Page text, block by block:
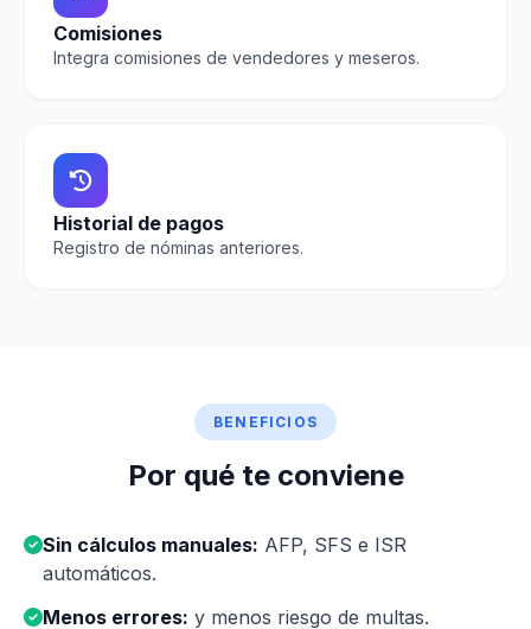
Comisiones
Integra comisiones de vendedores y meseros.
Historial de pagos
Registro de nóminas anteriores.
BENEFICIOS
Por qué te conviene
Sin cálculos manuales: AFP, SFS e ISR
automáticos.
Menos errores: y menos riesgo de multas.